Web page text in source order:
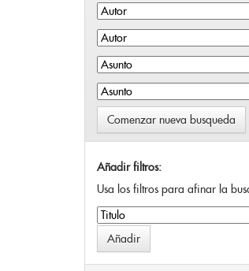
Comenzar nueva busqueda
Añadir filtros:
Usa los filtros para afinar la